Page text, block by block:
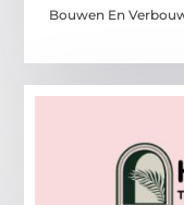
Bouwen En